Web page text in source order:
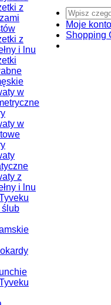
z
z
i lnu
w
w
z
i lnu
ślub
Moje konto
Shopping